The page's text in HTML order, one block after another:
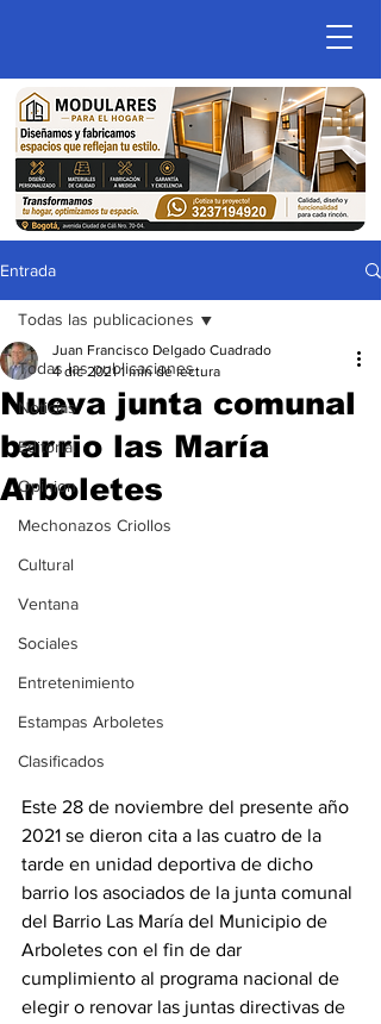
Entrada
Todas las publicaciones
Noticias
Editorial
Opinion
Mechonazos Criollos
Cultural
Ventana
Sociales
Entretenimiento
Estampas Arboletes
Clasificados
Todas las publicaciones
Nueva junta comunal
barrio las María
Arboletes
Juan Francisco Delgado Cuadrado
4 dic 2021 1 min de lectura
Este 28 de noviembre del presente año
2021 se dieron cita a las cuatro de la
tarde en unidad deportiva de dicho
barrio los asociados de la junta comunal
del Barrio Las María del Municipio de
Arboletes con el fin de dar
cumplimiento al programa nacional de
elegir o renovar las juntas directivas de